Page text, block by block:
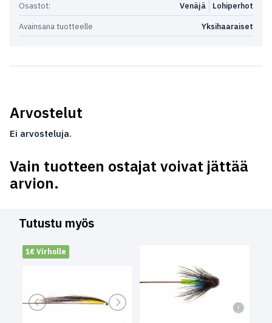
Osastot: Lohiperhot
Venäjä
Avainsana tuotteelle
Yksihaaraiset
Arvostelut
Ei arvosteluja.
Vain tuotteen ostajat voivat jättää
arvion.
Tutustu myös
1€ Virholle